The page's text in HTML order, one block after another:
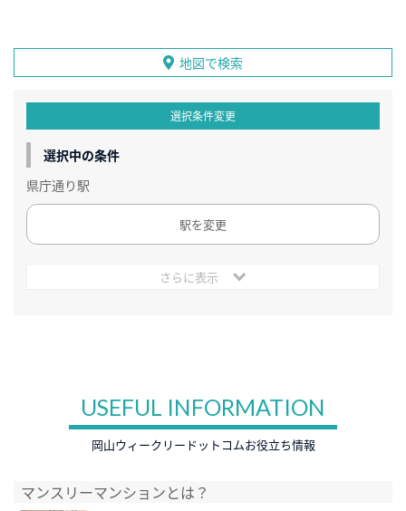
地図で検索
選択条件変更
選択中の条件
県庁通り駅
駅を変更
さらに表示
USEFUL INFORMATION
岡山ウィークリードットコムお役立ち情報
マンスリーマンションとは？